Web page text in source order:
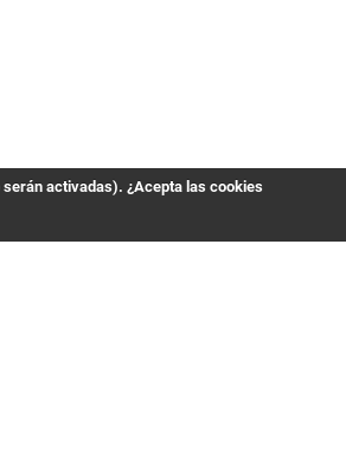
activadas). ¿Acepta las cookies